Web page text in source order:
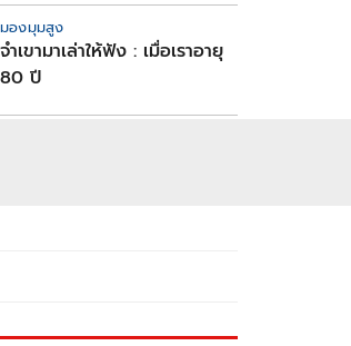
มองมุมสูง
จำเขามาเล่าให้ฟัง : เมื่อเราอายุ
80 ปี